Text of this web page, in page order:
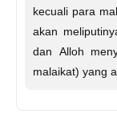
kecuali para
akan
dan Alloh
malaikat) yang